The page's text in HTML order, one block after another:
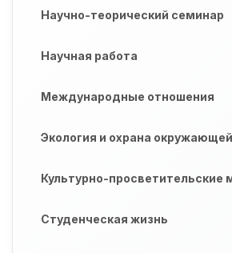
Научно-теорический семинар
Научная работа
Международные отношения
Экология и охрана
Культурно-просветительские
Студенческая жизнь